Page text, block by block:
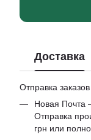
Доставка
Отправка
Новая Почта
Отправка
грн или